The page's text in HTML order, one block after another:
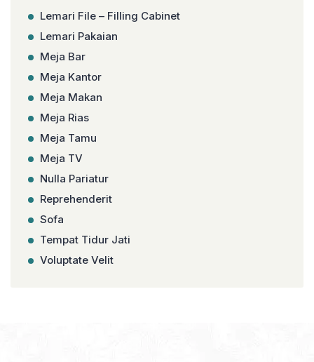
Lemari File – Filling Cabinet
Lemari Pakaian
Meja Bar
Meja Kantor
Meja Makan
Meja Rias
Meja Tamu
Meja TV
Nulla Pariatur
Reprehenderit
Sofa
Tempat Tidur Jati
Voluptate Velit